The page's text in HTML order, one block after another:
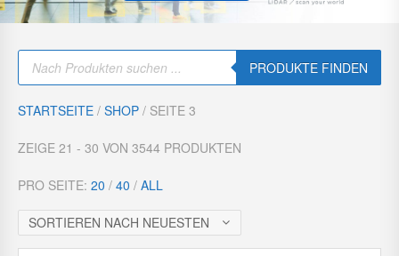
P
o
u
c
s
s
a
r
PRODUKTE FINDEN
STARTSEITE / SHOP / SEITE 3
ZEIGE 21 - 30 VON 3544 PRODUKTEN
PRO SEITE: 20 / 40 / ALL
SORTIEREN NACH NEUESTEN